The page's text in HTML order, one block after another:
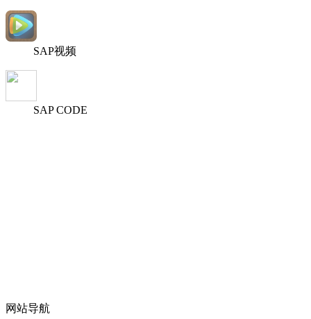
SAP视频
SAP CODE
网站导航